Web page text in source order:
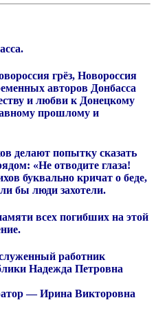
грёз, Новороссия
авторов Донбасса
и любви к Донецкому
прошлому и
делают попытку сказать
«Не отводите глаза!
буквально кричат о беде,
бы люди захотели.
всех погибших на этой
работник
Надежда Петровна
— Ирина Викторовна